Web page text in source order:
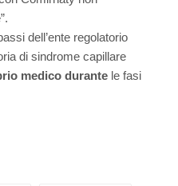
dell’ente regolatorio
di sindrome capillare
medico durante le fasi